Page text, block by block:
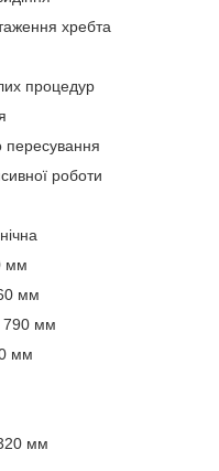
хребта
процедур
пересування
роботи
мм
мм
790 мм
мм
мм